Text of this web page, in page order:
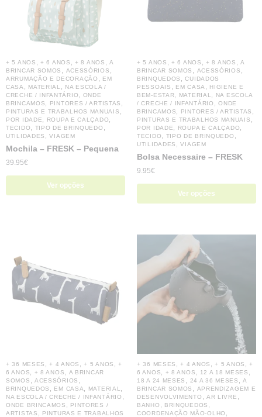
+ 5 ANOS ,+ 6 ANOS ,+ 8 ANOS ,A
BRINCAR SOMOS
ACESSÓRIOS
ARRUMAÇÃO E DECORAÇÃO
EM
CASA
MATERIAL
NA ESCOLA /
CRECHE / INFANTÁRIO
ONDE
BRINCAMOS
PINTORES / ARTISTAS
PINTURAS E TRABALHOS MANUAIS
POR IDADE ROUPA E CALÇADO
TECIDO TIPO DE BRINQUEDO
UTILIDADES ,VIAGEM
Mochila – FRESK – Pequena
39.95€
Ver opções
+ 5 ANOS ,+ 6 ANOS ,+ 8 ANOS ,A
BRINCAR SOMOS
ACESSÓRIOS
BRINQUEDOS ,CUIDADOS
PESSOAIS
EM CASA
HIGIENE E
BEM-ESTAR
MATERIAL
NA ESCOLA
/ CRECHE / INFANTÁRIO
,ONDE
BRINCAMOS
PINTORES / ARTISTAS
PINTURAS E TRABALHOS MANUAIS
POR IDADE ROUPA E CALÇADO
TECIDO TIPO DE BRINQUEDO
UTILIDADES ,VIAGEM
Bolsa Necessaire – FRESK
9.95€
Ver opções
+ 36 MESES ,+ 4 ANOS ,+ 5 ANOS ,+
6 ANOS
+ 8 ANOS
A BRINCAR
SOMOS
ACESSÓRIOS
BRINQUEDOS EM CASA MATERIAL
NA ESCOLA / CRECHE / INFANTÁRIO
ONDE BRINCAMOS
PINTORES /
ARTISTAS
PINTURAS E TRABALHOS
+ 36 MESES ,+ 4 ANOS ,+ 5 ANOS ,+
6 ANOS
+ 8 ANOS 12 A 18 MESES
18 A 24 MESES 24 A 36 MESES ,A
BRINCAR SOMOS
APRENDIZAGEM E
DESENVOLVIMENTO
AR LIVRE
BANHO BRINQUEDOS
COORDENAÇÃO MÃO-OLHO